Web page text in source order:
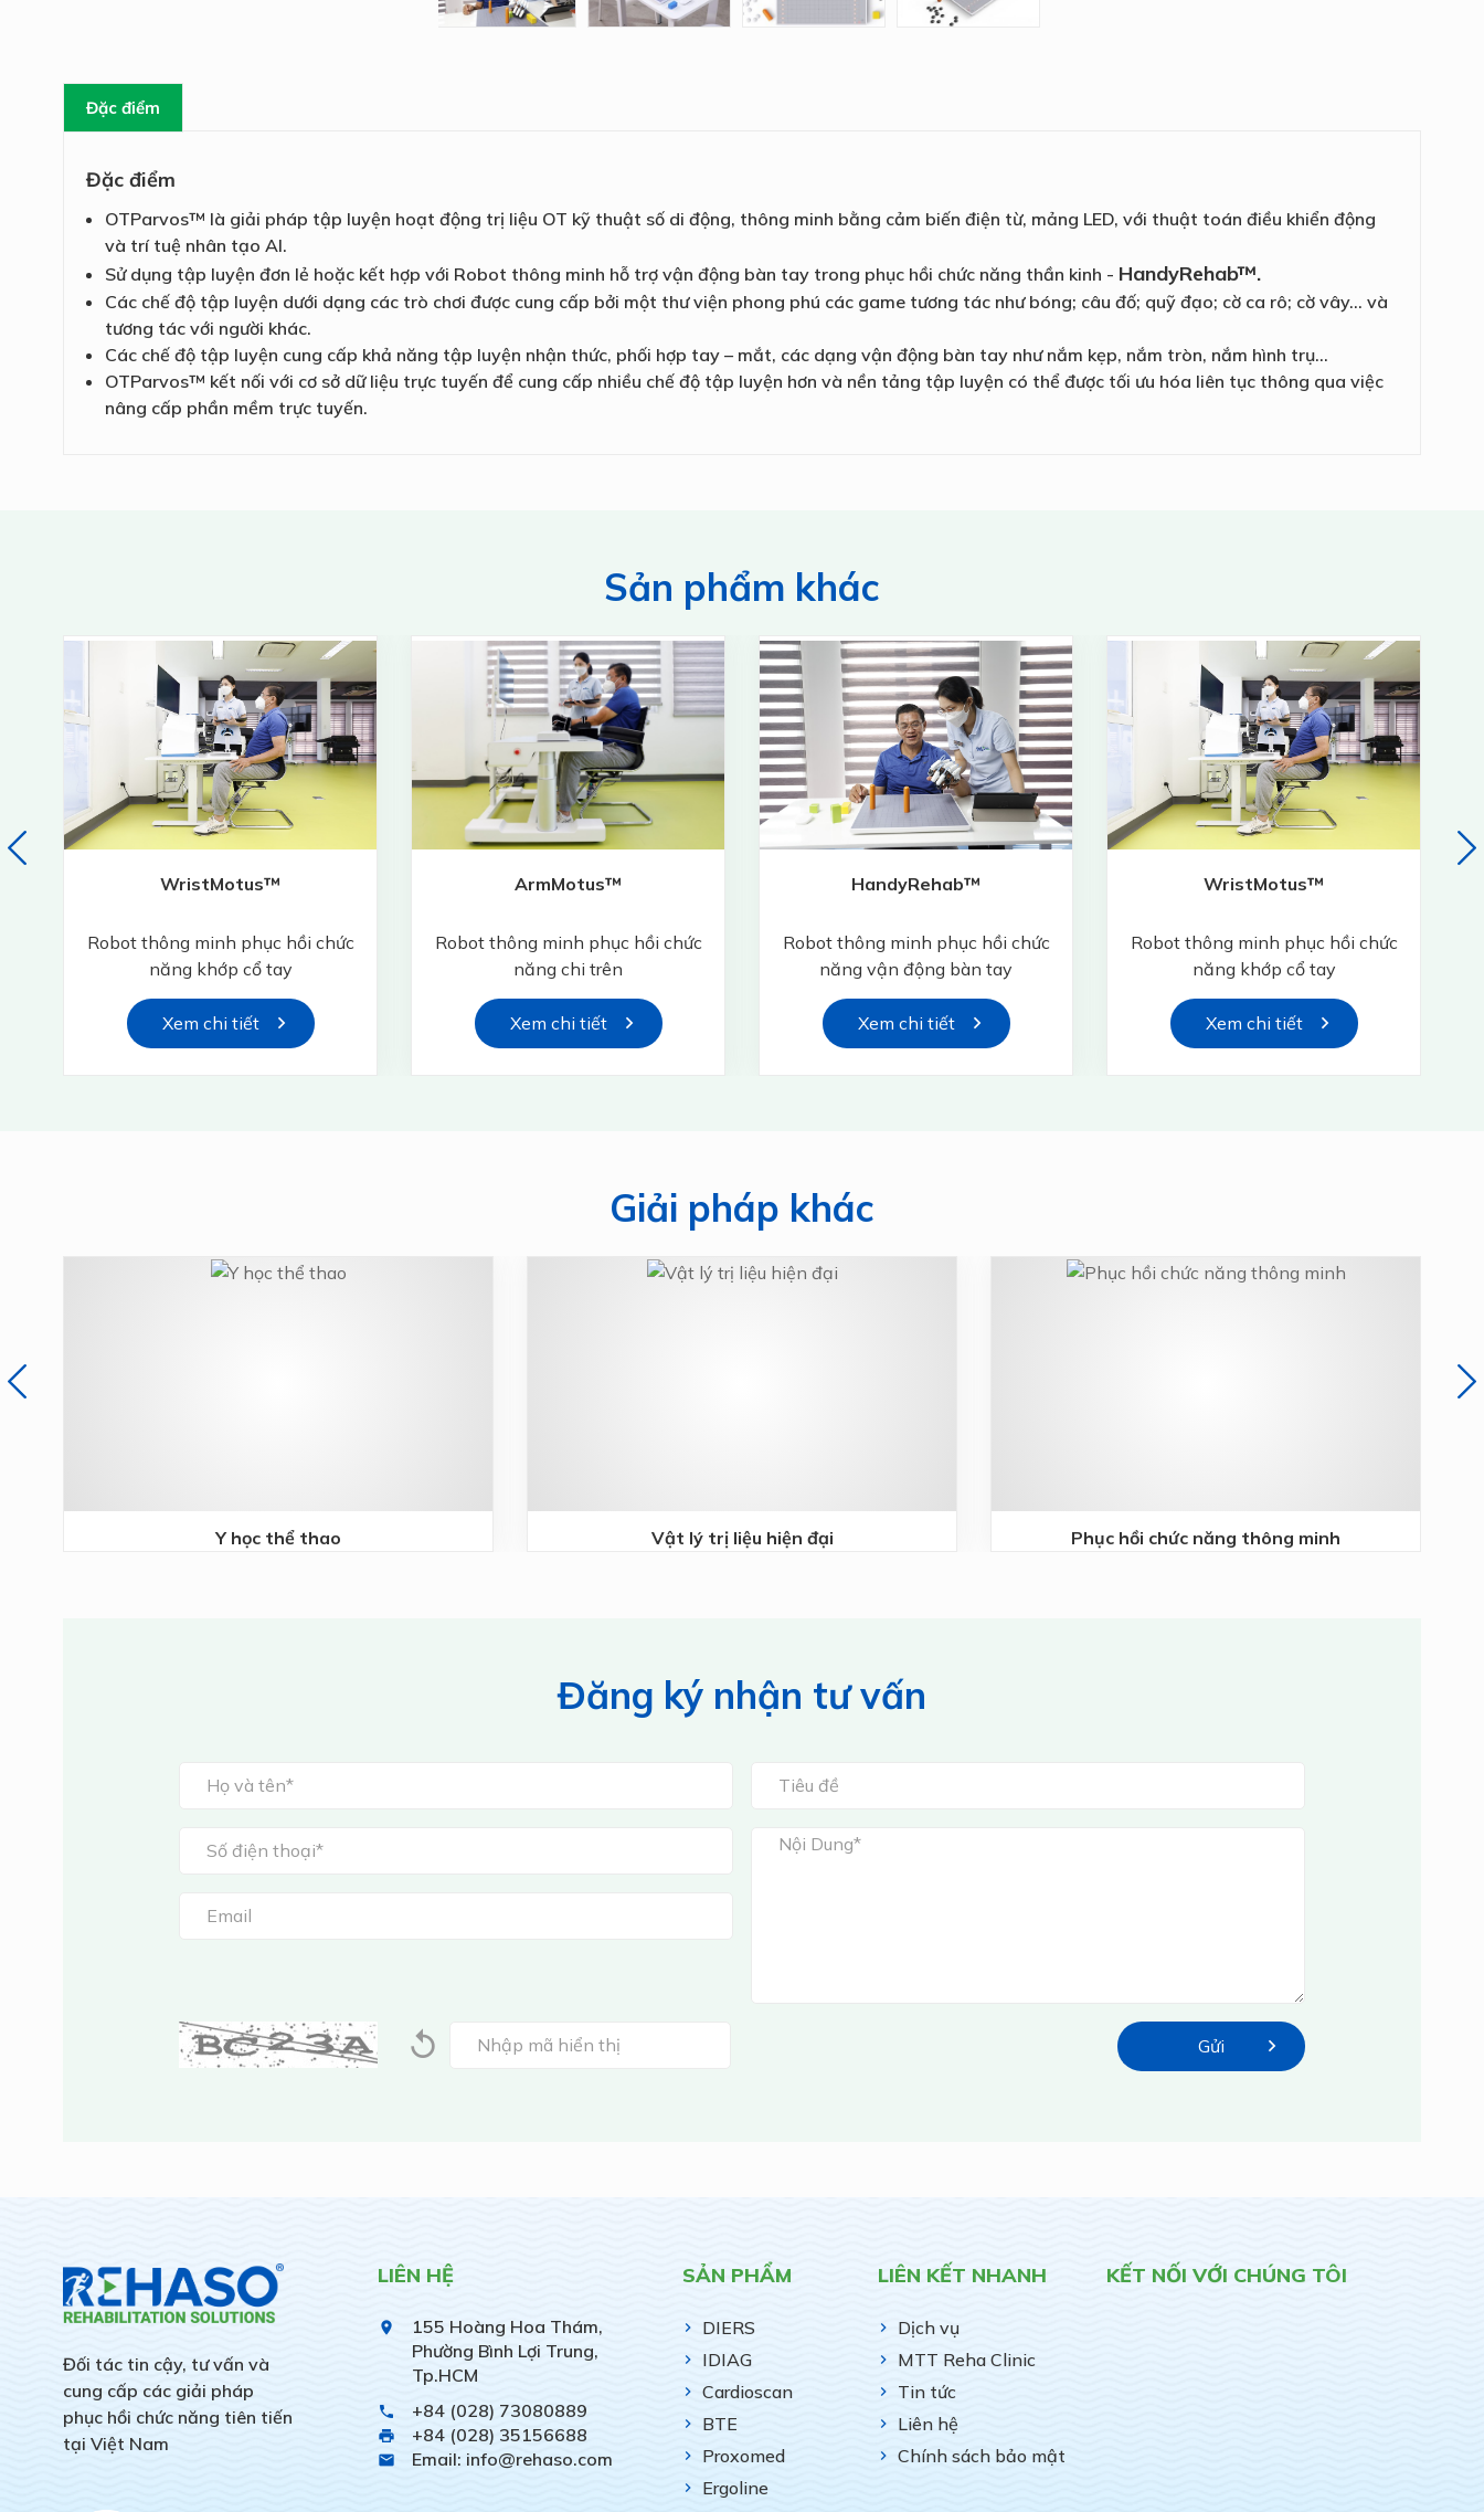
Đặc điểm
Đặc điểm
OTParvos™ là giải pháp tập luyện hoạt động trị liệu OT kỹ thuật số di động, thông minh bằng cảm biến điện từ, mảng LED, với thuật toán điều khiển động
và trí tuệ nhân tạo AI.
Sử dụng tập luyện đơn lẻ hoặc kết hợp với Robot thông minh hỗ trợ vận động bàn tay trong phục hồi chức năng thần kinh - HandyRehab™.
Các chế độ tập luyện dưới dạng các trò chơi được cung cấp bởi một thư viện phong phú các game tương tác như bóng; câu đố; quỹ đạo; cờ ca rô; cờ vây… và
tương tác với người khác.
Các chế độ tập luyện cung cấp khả năng tập luyện nhận thức, phối hợp tay – mắt, các dạng vận động bàn tay như nắm kẹp, nắm tròn, nắm hình trụ…
OTParvos™ kết nối với cơ sở dữ liệu trực tuyến để cung cấp nhiều chế độ tập luyện hơn và nền tảng tập luyện có thể được tối ưu hóa liên tục thông qua việc
nâng cấp phần mềm trực tuyến.
Sản phẩm khác
WristMotus™
Robot thông minh phục hồi chức
năng khớp cổ tay
Xem chi tiết
ArmMotus™
Robot thông minh phục hồi chức
năng chi trên
Xem chi tiết
HandyRehab™
Robot thông minh phục hồi chức
năng vận động bàn tay
Xem chi tiết
WristMotus™
Robot thông minh phục hồi chức
năng khớp cổ tay
Xem chi tiết
Giải pháp khác
Y học thể thao Vật lý trị liệu hiện đại Phục hồi chức năng thông minh
Đăng ký nhận tư vấn
Đối tác tin cậy, tư vấn và
cung cấp các giải pháp
phục hồi chức năng tiên tiến
tại Việt Nam
LIÊN HỆ
place
155 Hoàng Hoa Thám,
Phường Bình Lợi Trung,
Tp.HCM
phone +84 (028) 73080889
print +84 (028) 35156688
email Email: info@rehaso.com
SẢN PHẨM
DIERS
IDIAG
Cardioscan
BTE
Proxomed
Ergoline
LIÊN KẾT NHANH
Dịch vụ
MTT Reha Clinic
Tin tức
Liên hệ
Chính sách bảo mật
KẾT NỐI VỚI CHÚNG TÔI